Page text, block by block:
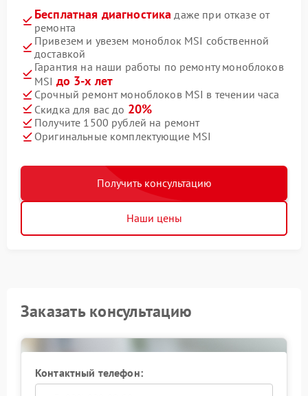
Бесплатная диагностика даже при отказе от
ремонта
Привезем и увезем моноблок MSI собственной
доставкой
Гарантия на наши работы по ремонту моноблоков
MSI до 3-х лет
Срочный ремонт моноблоков MSI в течении часа
Скидка для вас до 20%
Получите 1500 рублей на ремонт
Оригинальные комплектующие MSI
Получить консультацию
Наши цены
Заказать консультацию
Контактный телефон: